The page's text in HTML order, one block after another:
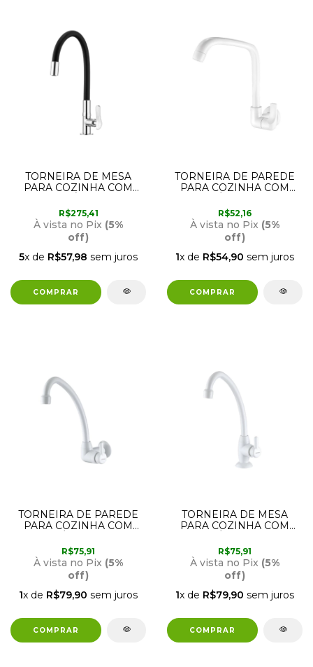
TORNEIRA DE MESA
PARA COZINHA COM
FLEX PRETA 1177 B27
LORENZETTI
R$275,41
À vista no Pix (5%
off)
5x de R$57,98 sem juros
TORNEIRA DE PAREDE
PARA COZINHA COM
1168 F61 LORENZETTI
R$52,16
À vista no Pix (5%
off)
1x de R$54,90 sem juros
TORNEIRA DE PAREDE
PARA COZINHA COM
1168 F31 LORENZETTI
R$75,91
À vista no Pix (5%
off)
1x de R$79,90 sem juros
TORNEIRA DE MESA
PARA COZINHA COM
1167 F31 LORENZETTI
R$75,91
À vista no Pix (5%
off)
1x de R$79,90 sem juros